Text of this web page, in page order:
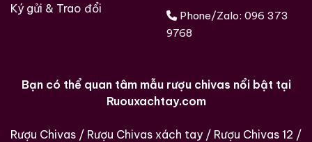
Ký gửi & Trao đổi
Phone/Zalo: 096 373
9768
Bạn có thể quan tâm mẫu rượu chivas nổi bật tại
Ruouxachtay.com
Rượu Chivas / Rượu Chivas xách tay / Rượu Chivas 12 /